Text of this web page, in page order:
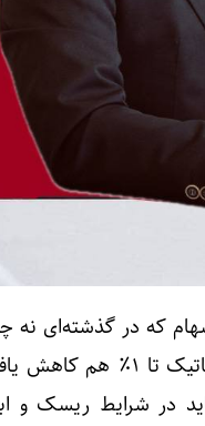
که در گذشته‌ای نه
دور حتی ۷٪ بود، طی سال‌های اخیر به بهانه‌ی مدیریت ریسک
باید در شرایط ریسک و